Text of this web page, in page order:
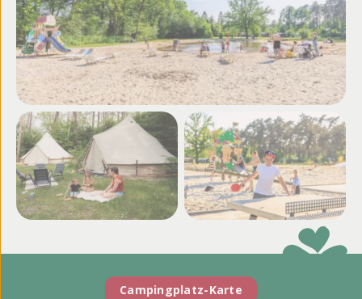
Weitere Fotos und
Campingplatz-Karte